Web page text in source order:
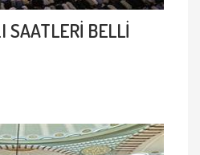
SAATLERİ BELLİ